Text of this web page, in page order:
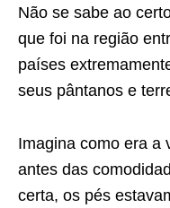
Não se sabe ao
que foi na região
países
seus pântanos e
Imagina como era a
antes das
certa, os pés